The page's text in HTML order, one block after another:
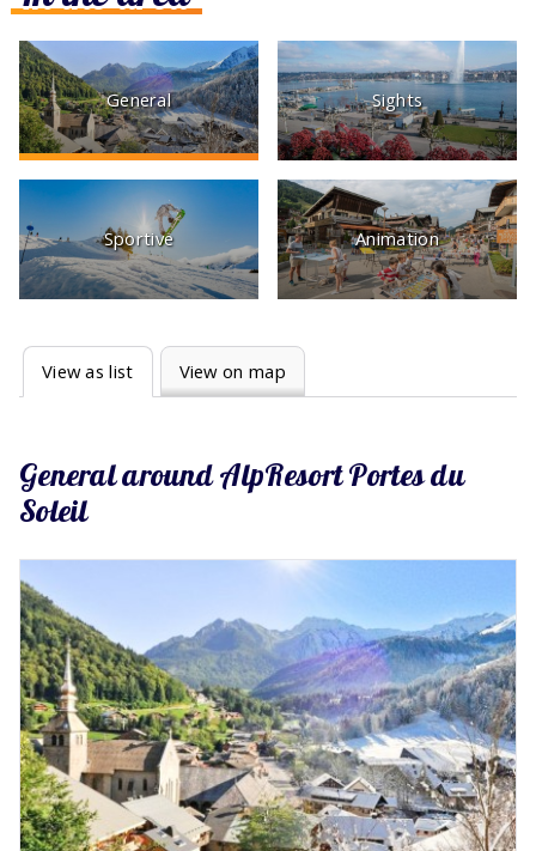
General Sights
Sportive Animation
View as list View on map
General around AlpResort Portes du
Soleil